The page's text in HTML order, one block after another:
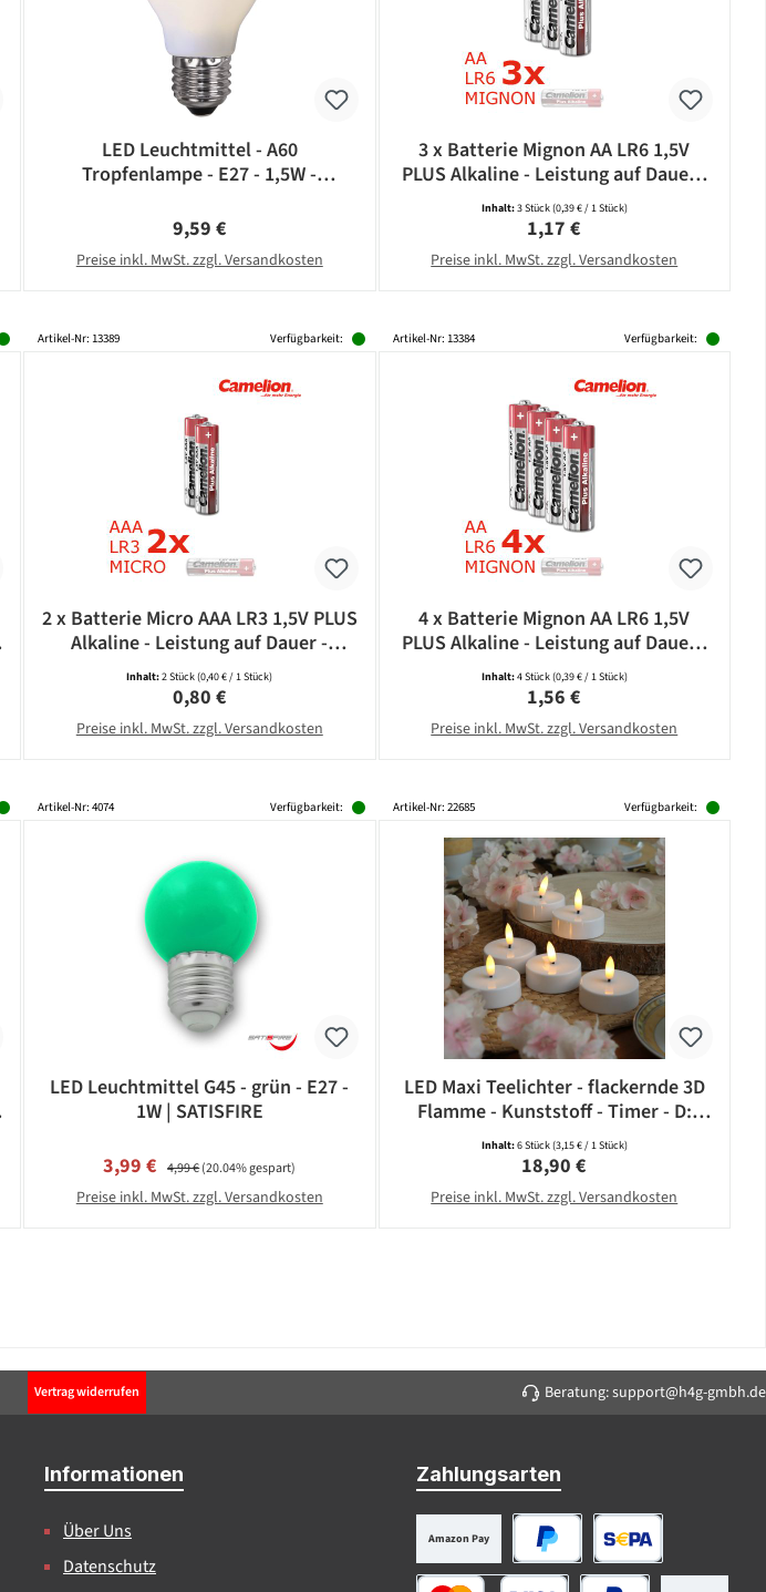
LED Leuchtmittel - A60
Tropfenlampe - E27 - 1,5W -
schlagfestes Polycarbonat
Regulärer Preis:
9,59 €
Preise inkl. MwSt. zzgl. Versandkosten
3 x Batterie Mignon AA LR6 1,5V
PLUS Alkaline - Leistung auf Dauer -
CAMELION
Inhalt:3 Stück(0,39 € / 1 Stück)
Regulärer Preis:
1,17 €
Preise inkl. MwSt. zzgl. Versandkosten
Artikel-Nr: 13389 Verfügbarkeit:
2 x Batterie Micro AAA LR3 1,5V PLUS
Alkaline - Leistung auf Dauer -
CAMELION
Inhalt:2 Stück(0,40 € / 1 Stück)
Regulärer Preis:
0,80 €
Preise inkl. MwSt. zzgl. Versandkosten
Artikel-Nr: 13384 Verfügbarkeit:
4 x Batterie Mignon AA LR6 1,5V
PLUS Alkaline - Leistung auf Dauer -
CAMELION
Inhalt:4 Stück(0,39 € / 1 Stück)
Regulärer Preis:
1,56 €
Preise inkl. MwSt. zzgl. Versandkosten
Artikel-Nr: 4074 Verfügbarkeit:
LED Leuchtmittel G45 - grün - E27 -
1W | SATISFIRE
Verkaufspreis:
3,99 € Regulärer Preis:
4,99 €(20.04% gespart)
Preise inkl. MwSt. zzgl. Versandkosten
Artikel-Nr: 22685 Verfügbarkeit:
LED Maxi Teelichter - flackernde 3D
Flamme - Kunststoff - Timer - D:
5,8cm - weiß - 6er Set
Inhalt:6 Stück(3,15 € / 1 Stück)
Regulärer Preis:
18,90 €
Preise inkl. MwSt. zzgl. Versandkosten
Vertrag widerrufen Beratung: support@h4g-gmbh.de
Informationen
Über Uns
Datenschutz
Zahlungsarten
Amazon Pay
PayPal SEPA Lastschrift